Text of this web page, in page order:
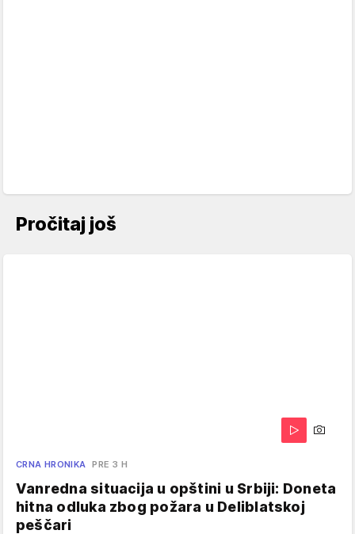
Pročitaj još
CRNA HRONIKA PRE 3 H
Vanredna situacija u opštini u Srbiji: Doneta
hitna odluka zbog požara u Deliblatskoj
peščari